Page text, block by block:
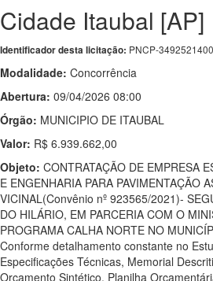
Cidade Itaubal [AP]
Identificador desta licitação: PNCP-
Modalidade: Concorrência
Abertura: 09/04/2026 08:00
Órgão: MUNICIPIO DE ITAUBAL
Valor: R$ 6.939.662,00
Objeto: CONTRATAÇÃO DE EMPRESA
E ENGENHARIA PARA PAVIMENTAÇÃO
VICINAL(Convênio nº 923565/2021)-
DO HILÁRIO, EM PARCERIA COM O
PROGRAMA CALHA NORTE NO
Conforme detalhamento constante no
Especificações Técnicas, Memorial
Orçamento Sintético, Planilha